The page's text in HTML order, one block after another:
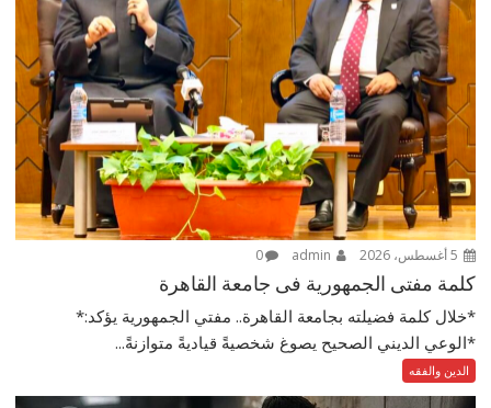
0
كلمة مفتى الجمهورية فى جامعة القاهرة
*خلال كلمة فضيلته بجامعة القاهرة.. مفتي الجمهورية يؤكد:*
*الوعي الديني الصحيح يصوغ شخصيةً قياديةً متوازنةً...
الدين والفقه